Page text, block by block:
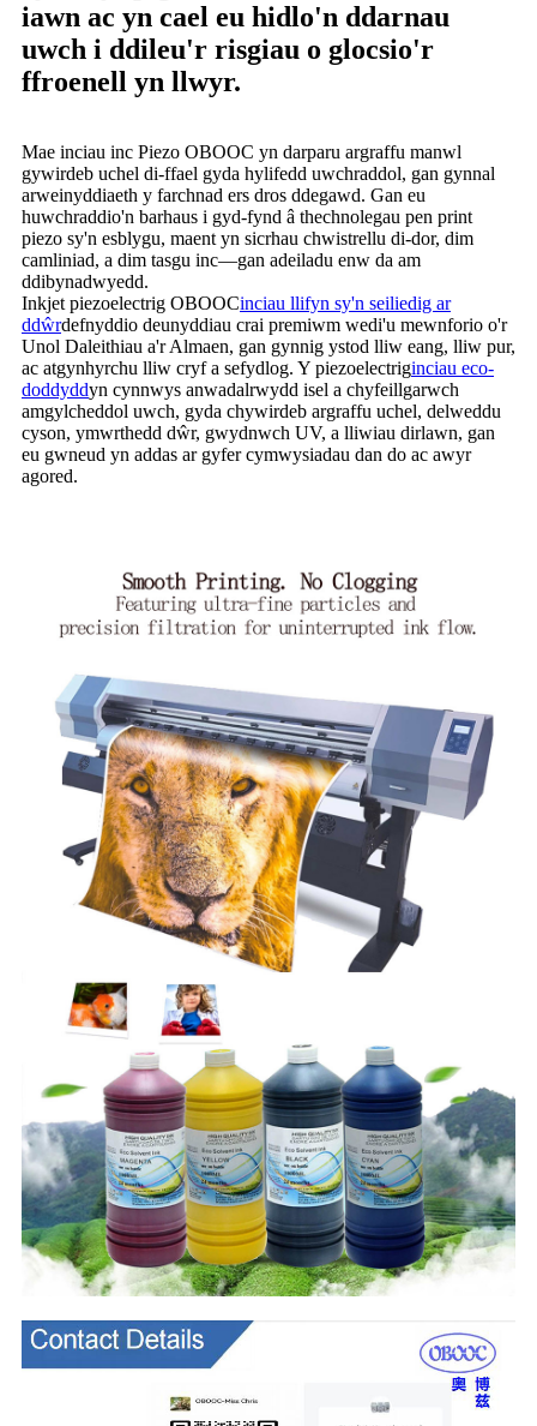
iawn ac yn cael eu hidlo'n ddarnau
uwch i ddileu'r risgiau o glocsio'r
ffroenell yn llwyr.
Mae inciau inc Piezo OBOOC yn darparu argraffu manwl
gywirdeb uchel di-ffael gyda hylifedd uwchraddol, gan gynnal
arweinyddiaeth y farchnad ers dros ddegawd. Gan eu
huwchraddio'n barhaus i gyd-fynd â thechnolegau pen print
piezo sy'n esblygu, maent yn sicrhau chwistrellu di-dor, dim
camliniad, a dim tasgu inc—gan adeiladu enw da am
ddibynadwyedd.
Inkjet piezoelectrig OBOOCinciau llifyn sy'n seiliedig ar
ddŵrdefnyddio deunyddiau crai premiwm wedi'u mewnforio o'r
Unol Daleithiau a'r Almaen, gan gynnig ystod lliw eang, lliw pur,
ac atgynhyrchu lliw cryf a sefydlog. Y piezoelectriginciau eco-
doddyddyn cynnwys anwadalrwydd isel a chyfeillgarwch
amgylcheddol uwch, gyda chywirdeb argraffu uchel, delweddu
cyson, ymwrthedd dŵr, gwydnwch UV, a lliwiau dirlawn, gan
eu gwneud yn addas ar gyfer cymwysiadau dan do ac awyr
agored.